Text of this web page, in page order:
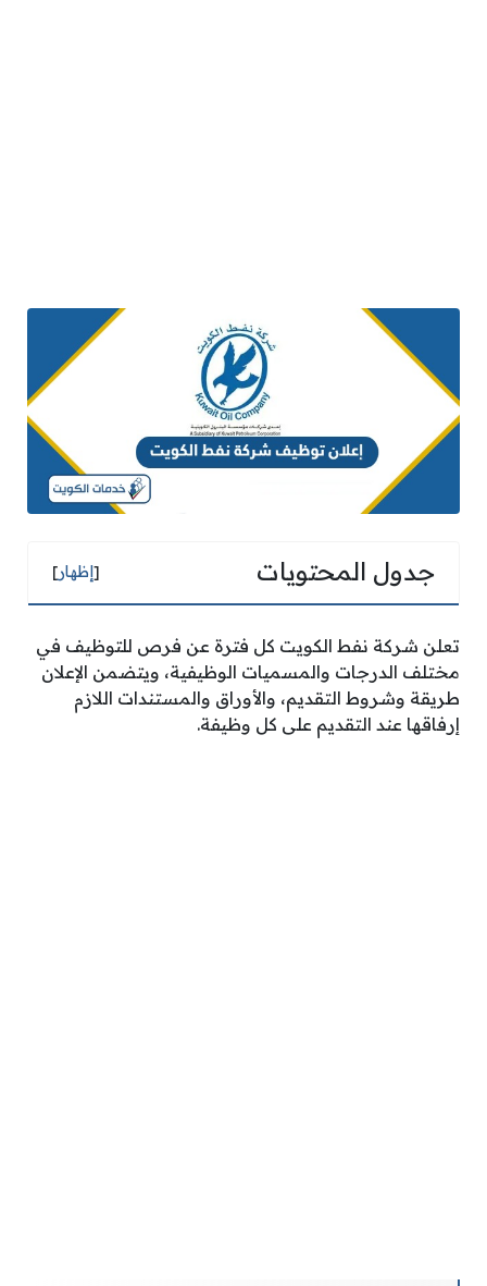
جدول المحتويات [إظهار]
تعلن شركة نفط الكويت كل فترة عن فرص للتوظيف في
مختلف الدرجات والمسميات الوظيفية، ويتضمن الإعلان
طريقة وشروط التقديم، والأوراق والمستندات اللازم
إرفاقها عند التقديم على كل وظيفة.